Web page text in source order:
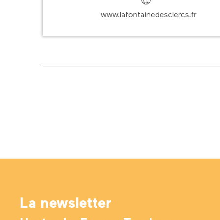
www.lafontainedesclercs.fr
La newsletter